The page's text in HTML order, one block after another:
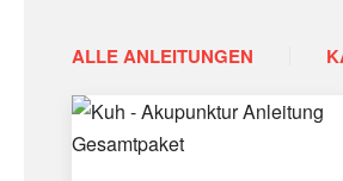
ALLE ANLEITUNGEN